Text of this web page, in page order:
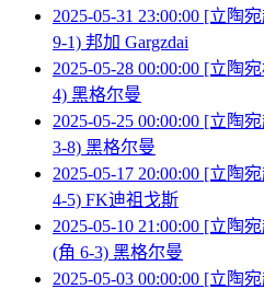
2025-05-31 23:00:00 [立陶
9-1) 邦加 Gargzdai
2025-05-28 00:00:00 [立陶
4) 黑格尔曼
2025-05-25 00:00:00 [立陶
3-8) 黑格尔曼
2025-05-17 20:00:00 [立陶
4-5) FK迪祖戈斯
2025-05-10 21:00:00 [立陶
(角 6-3) 黑格尔曼
2025-05-03 00:00:00 [立陶